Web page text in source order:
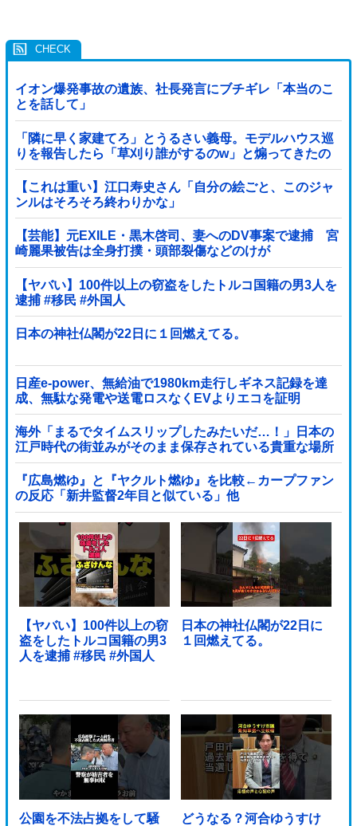
イオン爆発事故の遺族、社長発言にブチギレ「本当のこ
とを話して」
「隣に早く家建てろ」とうるさい義母。モデルハウス巡
りを報告したら「草刈り誰がするのw」と煽ってきたの
で…旦那が放った「一言」に義母オロオロｗｗ←嫌味を
逆手にとった神対応すぎる
【これは重い】江口寿史さん「自分の絵ごと、このジャ
ンルはそろそろ終わりかな」
【芸能】元EXILE・黒木啓司、妻へのDV事案で逮捕 宮
崎麗果被告は全身打撲・頭部裂傷などのけが
【ヤバい】100件以上の窃盗をしたトルコ国籍の男3人を
逮捕 #移民 #外国人
日本の神社仏閣が22日に１回燃えてる。
日産e-power、無給油で1980km走行しギネス記録を達
成、無駄な発電や送電ロスなくEVよりエコを証明
海外「まるでタイムスリップしたみたいだ…！」日本の
江戸時代の街並みがそのまま保存されている貴重な場所
とは・・・？【海外の反応】
『広島燃ゆ』と『ヤクルト燃ゆ』を比較←カープファン
の反応「新井監督2年目と似ている」他
【ヤバい】100件以上の窃
盗をしたトルコ国籍の男3
人を逮捕 #移民 #外国人
日本の神社仏閣が22日に
１回燃えてる。
公園を不法占拠をして騒
どうなる？河合ゆうすけ